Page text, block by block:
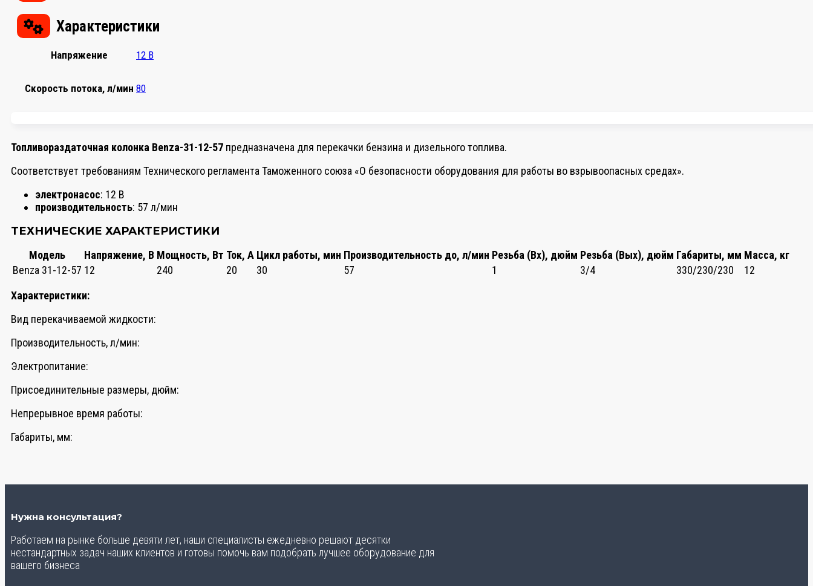
Характеристики
Напряжение 12 В
Скорость потока, л/мин 80
Топливораздаточная колонка Benza-31-12-57 предназначена для перекачки бензина и дизельного топлива.
Соответствует требованиям Технического регламента Таможенного союза «О безопасности оборудования для работы во взрывоопасных средах».
электронасос: 12 В
производительность: 57 л/мин
ТЕХНИЧЕСКИЕ ХАРАКТЕРИСТИКИ
Модель Напряжение, В Мощность, Вт Ток, А Цикл работы, мин Производительность до, л/мин Резьба (Вх), дюйм Резьба (Вых), дюйм Габариты, мм Масса, кг
Benza 31-12-57 12 240 20 30 57 1 3/4 330/230/230
12
Характеристики:
Вид перекачиваемой жидкости:
Производительность, л/мин:
Электропитание:
Присоединительные размеры, дюйм:
Непрерывное время работы:
Габариты, мм:
Нужна консультация?
Работаем на рынке больше девяти лет, наши специалисты ежедневно решают десятки
нестандартных задач наших клиентов и готовы помочь вам подобрать лучшее оборудование для
вашего бизнеса